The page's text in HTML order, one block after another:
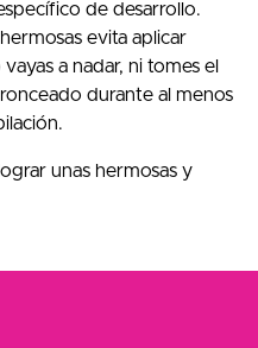
de desarrollo.
evita aplicar
a nadar, ni tomes el
durante al menos
unas hermosas y